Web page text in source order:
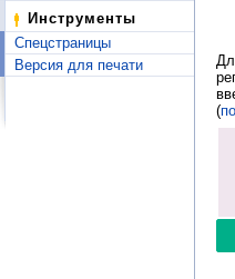
Инструменты
Спецстраницы
Версия для печати
(